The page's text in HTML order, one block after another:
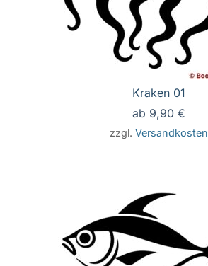
Kraken 01
ab 9,90 €
zzgl. Versandkosten